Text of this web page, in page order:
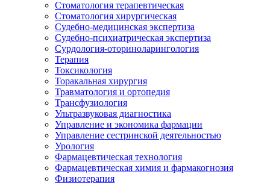
Стоматология терапевтическая
Стоматология хирургическая
Судебно-медицинская экспертиза
Судебно-психиатрическая экспертиза
Сурдология-оториноларингология
Терапия
Токсикология
Торакальная хирургия
Травматология и ортопедия
Трансфузиология
Ультразвуковая диагностика
Управление и экономика фармации
Управление сестринской деятельностью
Урология
Фармацевтическая технология
Фармацевтическая химия и фармакогнозия
Физиотерапия